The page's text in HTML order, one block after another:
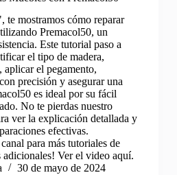
te mostramos cómo reparar
Premacol50, un
Este tutorial paso a
el tipo de madera,
aplicar el pegamento,
precisión y asegurar una
es ideal por su fácil
No te pierdas nuestro
ver la explicación detallada y
efectivas.
para más tutoriales de
adicionales! Ver el video aquí.
30 de mayo de 2024